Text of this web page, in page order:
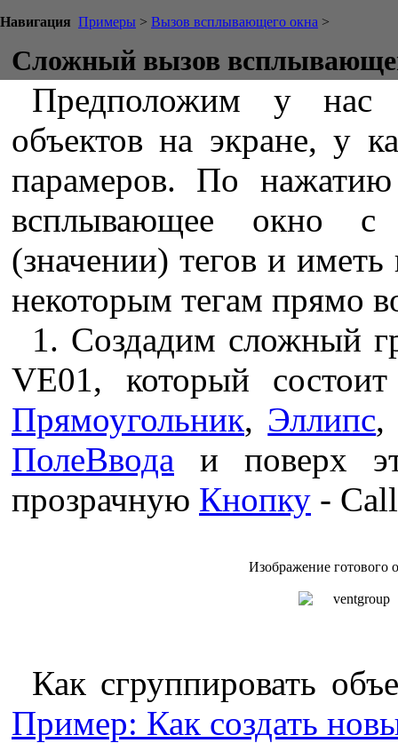
Навигация Примеры > Вызов всплывающего окна >
Сложный вызов
Предположим у нас
объектов на экране, у
парамеров. По
всплывающее окно с
(значении) тегов и иметь
некоторым тегам прямо
1. Создадим сложный
VE01, который
Прямоугольник, Эллипс
ПолеВвода и поверх
прозрачную Кнопку -
Изображение готового
Как сгруппировать
Пример: Как создать